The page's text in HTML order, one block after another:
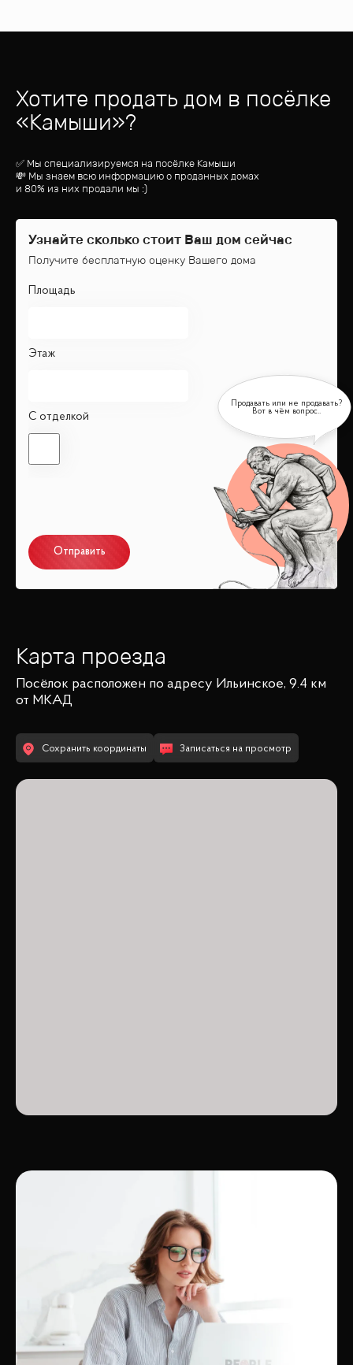
Хотите продать дом в посёлке
«Камыши»?
✅ Мы специализируемся на посёлке Камыши
💸 Мы знаем всю информацию о проданных домах
и 80% из них продали мы :)
Узнайте сколько стоит Ваш дом сейчас
Получите бесплатную оценку Вашего дома
Площадь
Этаж
С отделкой
Отправить
Карта проезда
Посёлок расположен по адресу Ильинское, 9.4 км
от МКАД
Сохранить координаты Записаться на просмотр